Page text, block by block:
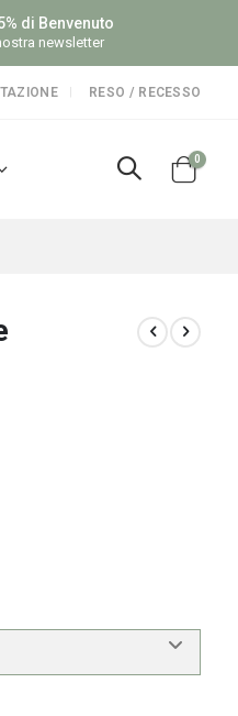
di Benvenuto
newsletter
RESO / RECESSO
Cart
0